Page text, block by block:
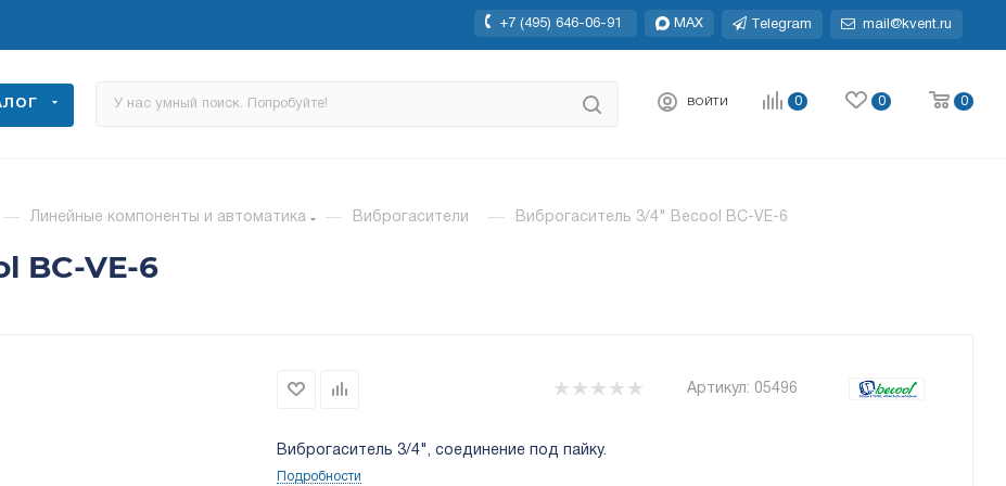
+7 (495) 646-06-91 MAX Telegram mail@kvent.ru
ВОЙТИ 0 0 0
— Линейные компоненты и автоматика — Виброгасители — Виброгаситель 3/4" Becool BC-VE-6
BC-VE-6
Артикул: 05496
Виброгаситель 3/4", соединение под пайку.
Подробности